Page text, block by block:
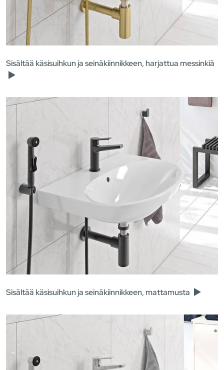
Sisältää käsisuihkun ja seinäkiinnikkeen, harjattua messinkiä
Sisältää käsisuihkun ja seinäkiinnikkeen, mattamusta